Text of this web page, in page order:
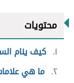
محتويات
١ كيف ينام
٢ ما هي